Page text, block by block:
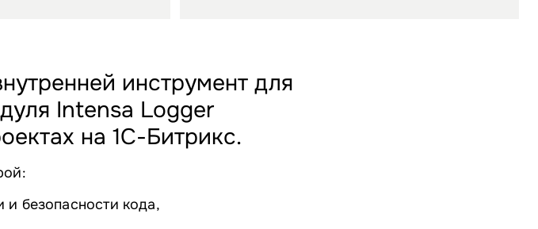
инструмент для
Intensa Logger
на 1С-Битрикс.
и безопасности кода,